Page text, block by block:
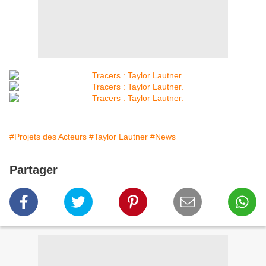
#Projets des Acteurs #Taylor Lautner #News
Partager